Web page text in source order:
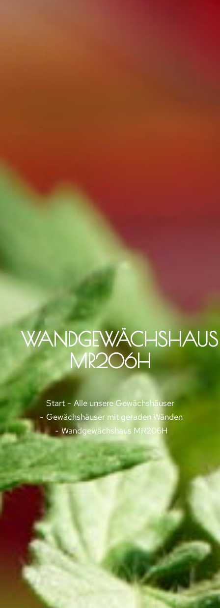
WANDGEWÄCHSHAUS
MR206H
Sie befinden sich hier:
Start
Alle unsere Gewächshäuser
Gewächshäuser mit geraden Wänden
Wandgewächshaus MR206H